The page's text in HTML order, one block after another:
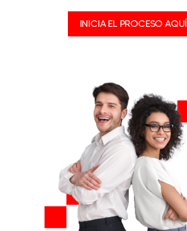
INICIA EL PROCESO AQUÍ